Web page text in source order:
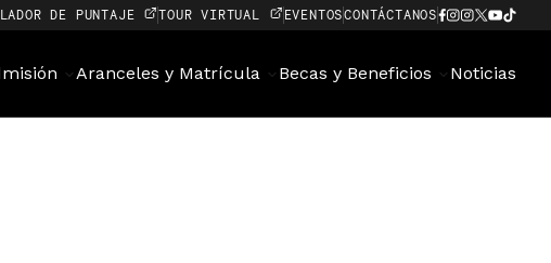
DE PUNTAJE TOUR VIRTUAL EVENTOSCONTÁCTANOS
Aranceles y Matrícula Becas y Beneficios Noticias